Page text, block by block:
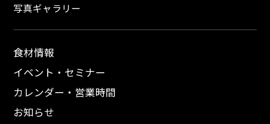
写真ギャラリー
食材情報
イベント・セミナー
カレンダー・営業時間
お知らせ